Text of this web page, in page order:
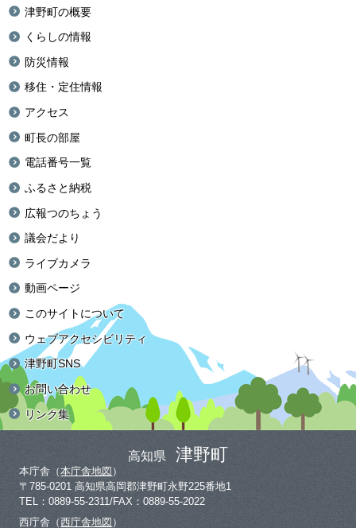
津野町の概要
くらしの情報
防災情報
移住・定住情報
アクセス
町長の部屋
電話番号一覧
ふるさと納税
広報つのちょう
議会だより
ライブカメラ
動画ページ
このサイトについて
ウェブアクセシビリティ
津野町SNS
お問い合わせ
リンク集
高知県 津野町
本庁舎（本庁舎地図 ）
〒785-0201 高知県高岡郡津野町永野225番地1
TEL：0889-55-2311/FAX：0889-55-2022
西庁舎（西庁舎地図 ）